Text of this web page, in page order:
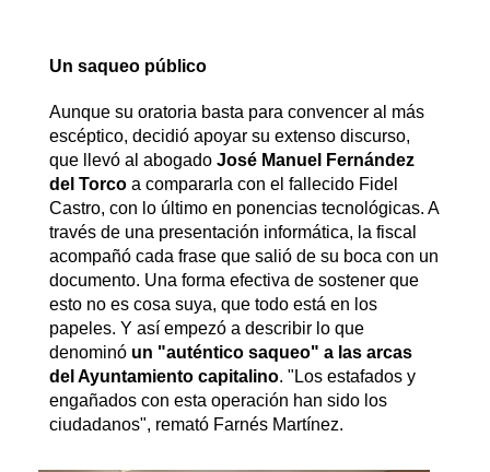
Un saqueo público
Aunque su oratoria basta para convencer al más
escéptico, decidió apoyar su extenso discurso,
que llevó al abogado José Manuel Fernández
del Torcoa compararla con el fallecido Fidel
Castro, con lo último en ponencias tecnológicas. A
través de una presentación informática, la fiscal
acompañó cada frase que salió de su boca con un
documento. Una forma efectiva de sostener que
esto no es cosa suya, que todo está en los
papeles. Y así empezó a describir lo que
denominó un "auténtico saqueo" a las arcas
del Ayuntamiento capitalino. "Los estafados y
engañados con esta operación han sido los
ciudadanos", remató Farnés Martínez.